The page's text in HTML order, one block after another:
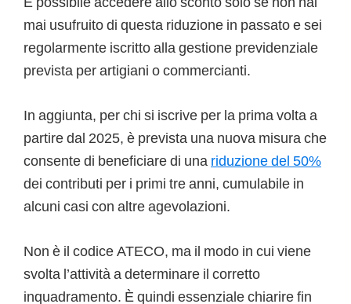
mai usufruito di questa riduzione in passato e sei
regolarmente iscritto alla gestione previdenziale
prevista per artigiani o commercianti.
In aggiunta, per chi si iscrive per la prima volta a
partire dal 2025, è prevista una nuova misura che
consente di beneficiare di una riduzione del 50%
dei contributi per i primi tre anni, cumulabile in
alcuni casi con altre agevolazioni.
Non è il codice ATECO, ma il modo in cui viene
svolta l’attività a determinare il corretto
inquadramento. È quindi essenziale chiarire fin